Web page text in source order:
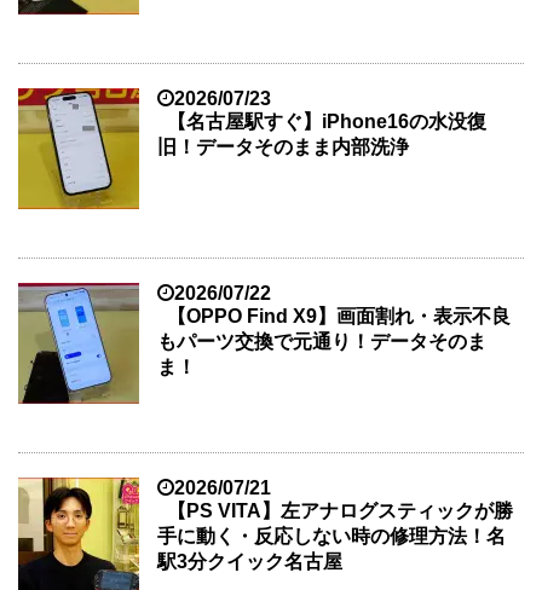
2026/07/23
【名古屋駅すぐ】iPhone16の水没復
旧！データそのまま内部洗浄
2026/07/22
【OPPO Find X9】画面割れ・表示不良
もパーツ交換で元通り！データそのま
ま！
2026/07/21
【PS VITA】左アナログスティックが勝
手に動く・反応しない時の修理方法！名
駅3分クイック名古屋